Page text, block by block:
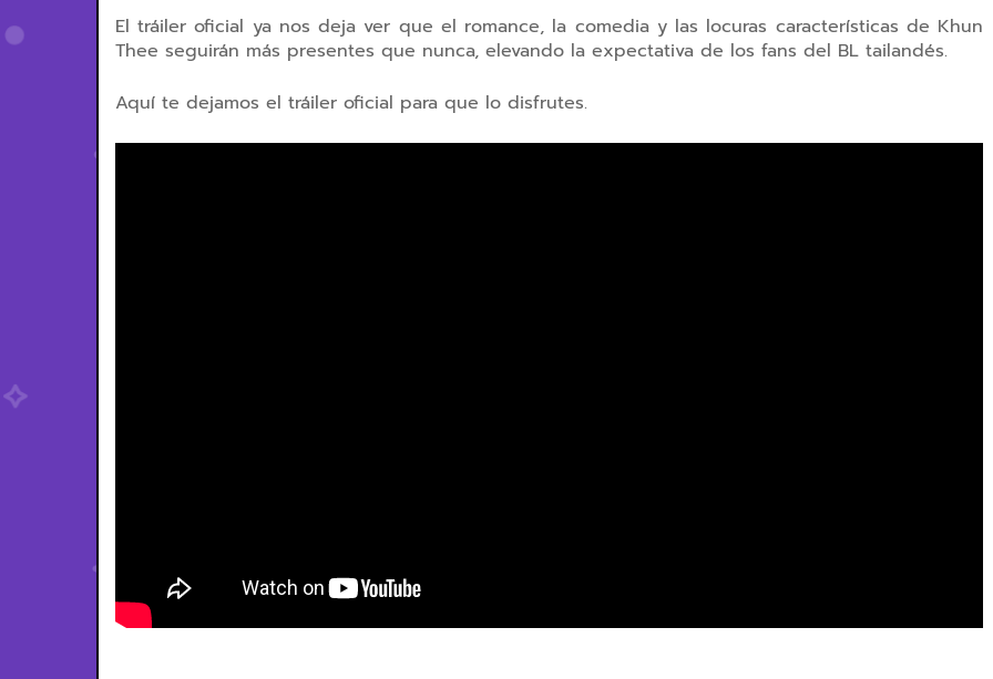
El tráiler oficial ya nos deja ver que el romance, la comedia y las locuras características de Khun
Thee seguirán más presentes que nunca, elevando la expectativa de los fans del BL tailandés.
Aquí te dejamos el tráiler oficial para que lo disfrutes.